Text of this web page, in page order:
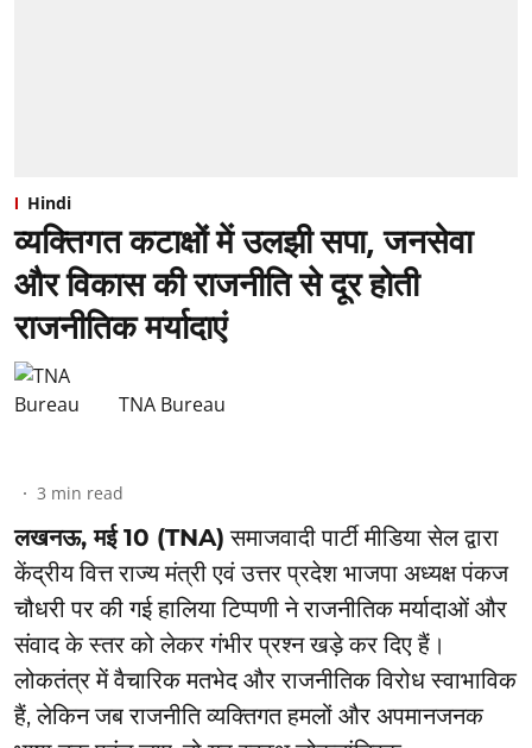
Hindi
व्यक्तिगत कटाक्षों में उलझी सपा, जनसेवा
और विकास की राजनीति से दूर होती
राजनीतिक मर्यादाएं
TNA Bureau
3 min read
लखनऊ, मई 10 (TNA) समाजवादी पार्टी मीडिया सेल द्वारा
केंद्रीय वित्त राज्य मंत्री एवं उत्तर प्रदेश भाजपा अध्यक्ष पंकज
चौधरी पर की गई हालिया टिप्पणी ने राजनीतिक मर्यादाओं और
संवाद के स्तर को लेकर गंभीर प्रश्न खड़े कर दिए हैं।
लोकतंत्र में वैचारिक मतभेद और राजनीतिक विरोध स्वाभाविक
हैं, लेकिन जब राजनीति व्यक्तिगत हमलों और अपमानजनक